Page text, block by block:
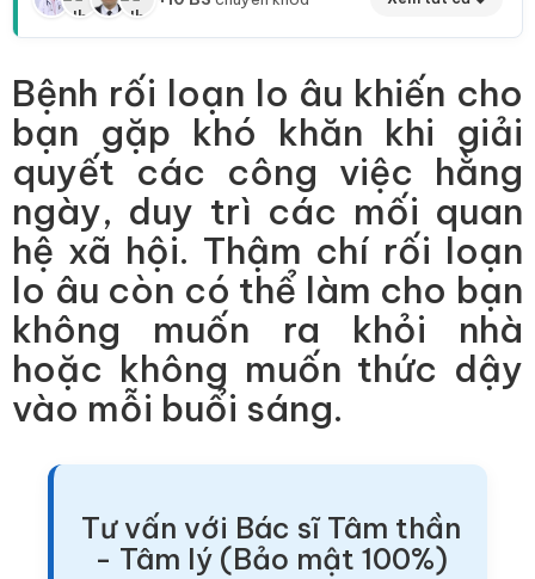
Bệnh rối loạn lo âu khiến cho
bạn gặp khó khăn khi giải
quyết các công việc hằng
ngày, duy trì các mối quan
hệ xã hội. Thậm chí rối loạn
lo âu còn có thể làm cho bạn
không muốn ra khỏi nhà
hoặc không muốn thức dậy
vào mỗi buổi sáng.
Tư vấn với Bác sĩ Tâm thần
- Tâm lý (Bảo mật 100%)